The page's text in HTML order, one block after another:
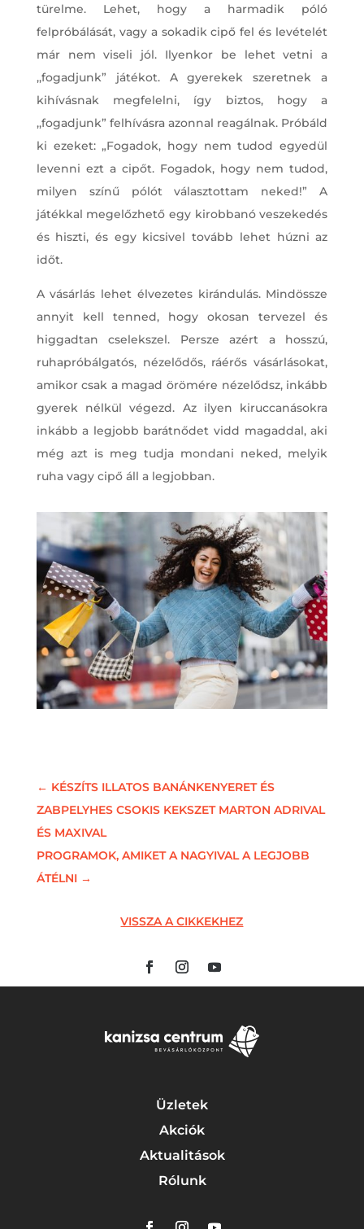
türelme. Lehet, hogy a harmadik póló
felpróbálását, vagy a sokadik cipő fel és levételét
már nem viseli jól. Ilyenkor be lehet vetni a
,,fogadjunk” játékot. A gyerekek szeretnek a
kihívásnak megfelelni, így biztos, hogy a
,,fogadjunk” felhívásra azonnal reagálnak. Próbáld
ki ezeket: „Fogadok, hogy nem tudod egyedül
levenni ezt a cipőt. Fogadok, hogy nem tudod,
milyen színű pólót választottam neked!” A
játékkal megelőzhető egy kirobbanó veszekedés
és hiszti, és egy kicsivel tovább lehet húzni az
időt.
A vásárlás lehet élvezetes kirándulás. Mindössze
annyit kell tenned, hogy okosan tervezel és
higgadtan cselekszel. Persze azért a hosszú,
ruhapróbálgatós, nézelődős, ráérős vásárlásokat,
amikor csak a magad örömére nézelődsz, inkább
gyerek nélkül végezd. Az ilyen kiruccanásokra
inkább a legjobb barátnődet vidd magaddal, aki
még azt is meg tudja mondani neked, melyik
ruha vagy cipő áll a legjobban.
← KÉSZÍTS ILLATOS BANÁNKENYERET ÉS
ZABPELYHES CSOKIS KEKSZET MARTON ADRIVAL
ÉS MAXIVAL
PROGRAMOK, AMIKET A NAGYIVAL A LEGJOBB
ÁTÉLNI→
VISSZA A CIKKEKHEZ
Üzletek
Akciók
Aktualitások
Rólunk